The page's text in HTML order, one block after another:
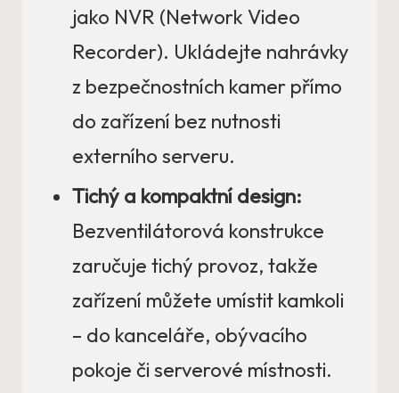
jako NVR (Network Video
Recorder). Ukládejte nahrávky
z bezpečnostních kamer přímo
do zařízení bez nutnosti
externího serveru.
Tichý a kompaktní design:
Bezventilátorová konstrukce
zaručuje tichý provoz, takže
zařízení můžete umístit kamkoli
– do kanceláře, obývacího
pokoje či serverové místnosti.